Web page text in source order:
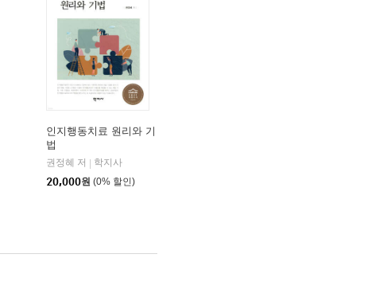
인지행동치료 원리와 기
법
권정혜 저
학지사
20,000원 (0% 할인)